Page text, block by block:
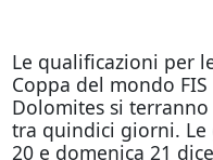
Le qualificazioni per
Coppa del mondo
Dolomites si
tra quindici giorni. Le
20 e domenica 21